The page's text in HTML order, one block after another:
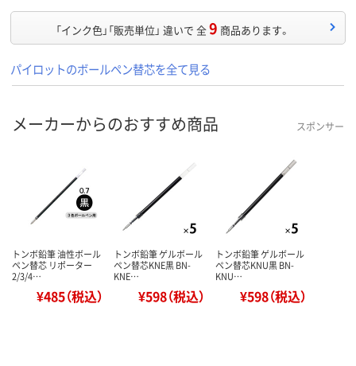
「インク色」「販売単位」 違いで 全9 商品あります。
パイロットのボールペン替芯を全て見る
メーカーからのおすすめ商品 スポンサー
トンボ鉛筆 油性ボール
ペン替芯 リポーター
2/3/4…
¥485（税込）
トンボ鉛筆 ゲルボール
ペン替芯KNE黒 BN-
KNE…
¥598（税込）
トンボ鉛筆 ゲルボール
ペン替芯KNU黒 BN-
KNU…
¥598（税込）